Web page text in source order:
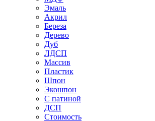
Эмаль
Акрил
Береза
Дерево
Дуб
ЛДСП
Массив
Пластик
Шпон
Экошпон
С патиной
ДСП
Стоимость